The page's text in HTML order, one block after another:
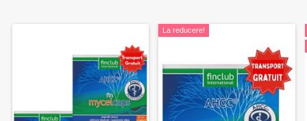
La reducere!